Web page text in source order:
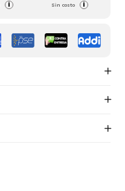
i Sin costo i